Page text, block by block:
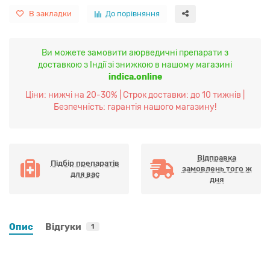
В закладки До порівняння
Ви можете замовити аюрведичні препарати з
доставкою з Індії зі знижкою в нашому магазині
indica.online
Ціни: нижчі на 20-30% | Строк доставки: до 10 тижнів |
Безпечність: гарантія нашого магазину!
Підбір препаратів
для вас
Відправка
замовлень того ж
дня
Опис Відгуки 1